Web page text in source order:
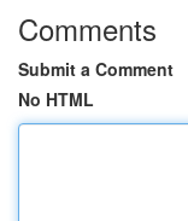
Comments
Submit a Comment
No HTML